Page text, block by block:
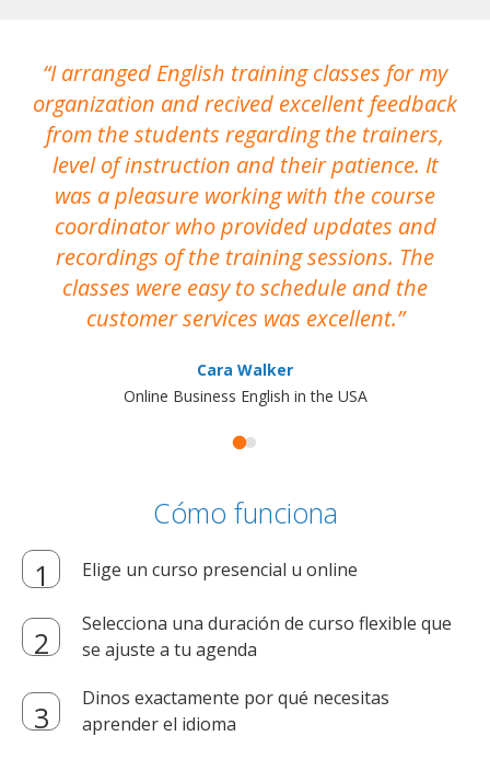
I arranged English training classes for my
organization and recived excellent feedback
from the students regarding the trainers,
level of instruction and their patience. It
was a pleasure working with the course
coordinator who provided updates and
recordings of the training sessions. The
classes were easy to schedule and the
customer services was excellent.
Cara Walker
Online Business English in the USA
Cómo funciona
Elige un curso presencial u online
Selecciona una duración de curso flexible que
se ajuste a tu agenda
Dinos exactamente por qué necesitas
aprender el idioma